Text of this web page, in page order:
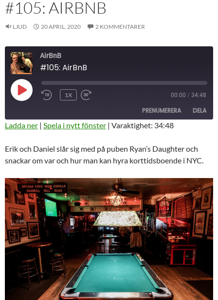
#105: AIRBNB
LJUD 20 APRIL, 2020 2 KOMMENTARER
AirBnB
#105: AirBnB
SPELA
UPP
HOPPA
SEKUNDER
1X
SEKUNDER
00:00 / 34:48
PRENUMERERA DELA
FLÖDE
LÄNK
BÄDDA IN
Ladda ner | Spela i nytt fönster | Varaktighet: 34:48
Erik och Daniel slår sig med på puben Ryan’s Daughter och
snackar om var och hur man kan hyra korttidsboende i NYC.